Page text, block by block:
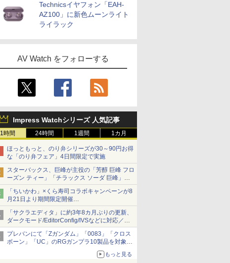
Technicsイヤフォン「EAH-
AZ100」に新色ムーンライト
ライラック
AV Watch をフォローする
Impress Watchシリーズ 人気記事
1時間 24時間 1週間 1カ月
ほっともっと、のり弁シリーズが30～90円お得
な「のり弁フェア」4日間限定で実施
スターバックス、巨峰が主役の「芳醇 巨峰 フロ
ーズン ティー」「チラックス ソーダ 巨峰」発
売
「ちいかわ」×くら寿司コラボキャンペーンが8
月21日より期間限定開催
オリジナルの湯呑みや寿司皿が景品に登場！
「サクラエディタ」に約3年8カ月ぶりの更新、
ダークモード/EditorConfig/IVSなどに対応／複
数の脆弱性に対処したセキュリティアップデー
ト
プレバンにて「Zガンダム」「0083」「クロス
ボーン」「UC」のRGガンプラ10製品を対象に
した抽選販売が8月10日11時より実施！
もっと見る